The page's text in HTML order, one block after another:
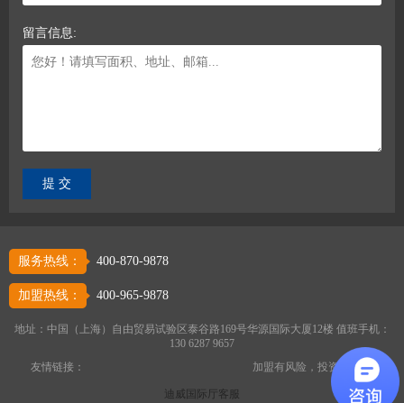
留言信息:
服务热线： 400-870-9878
加盟热线： 400-965-9878
地址：中国（上海）自由贸易试验区泰谷路169号华源国际大厦12楼 值班手机：
130 6287 9657
友情链接：
加盟有风险，投资需谨慎
迪威国际厅客服